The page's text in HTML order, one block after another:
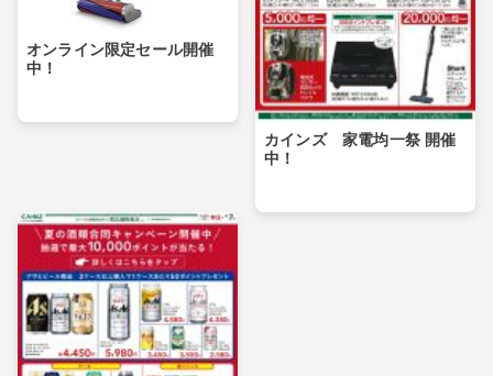
オンライン限定セール開催
中！
カインズ 家電均一祭 開催
中！